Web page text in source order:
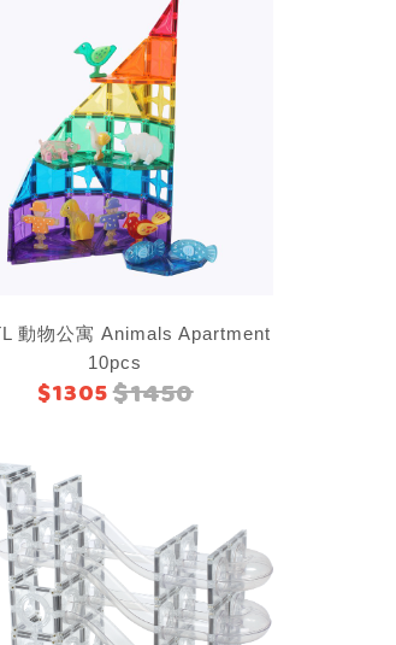
動物公寓 Animals Apartment
10pcs
$1305$1450